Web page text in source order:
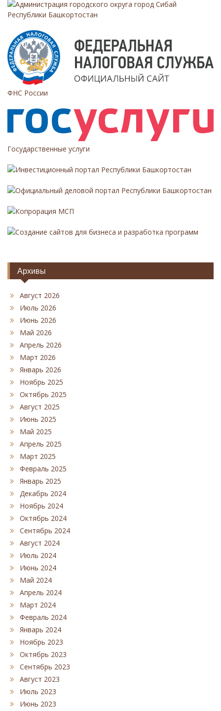
о
а
п
и
м
:
Администрация городского округа город Сибай
Республики Башкортостан
ФНС России
Государственные услуги
Инвестиционный портал Республики Башкортостан
Официальный деловой портал Республики Башкортостан
Копрорация МСП
Создание сайтов для бизнеса и разработка программ
Архивы
Август 2026
Июль 2026
Июнь 2026
Май 2026
Апрель 2026
Март 2026
Январь 2026
Ноябрь 2025
Октябрь 2025
Август 2025
Июнь 2025
Май 2025
Апрель 2025
Март 2025
Февраль 2025
Январь 2025
Декабрь 2024
Ноябрь 2024
Октябрь 2024
Сентябрь 2024
Август 2024
Июль 2024
Июнь 2024
Май 2024
Апрель 2024
Март 2024
Февраль 2024
Январь 2024
Ноябрь 2023
Октябрь 2023
Сентябрь 2023
Август 2023
Июль 2023
Июнь 2023